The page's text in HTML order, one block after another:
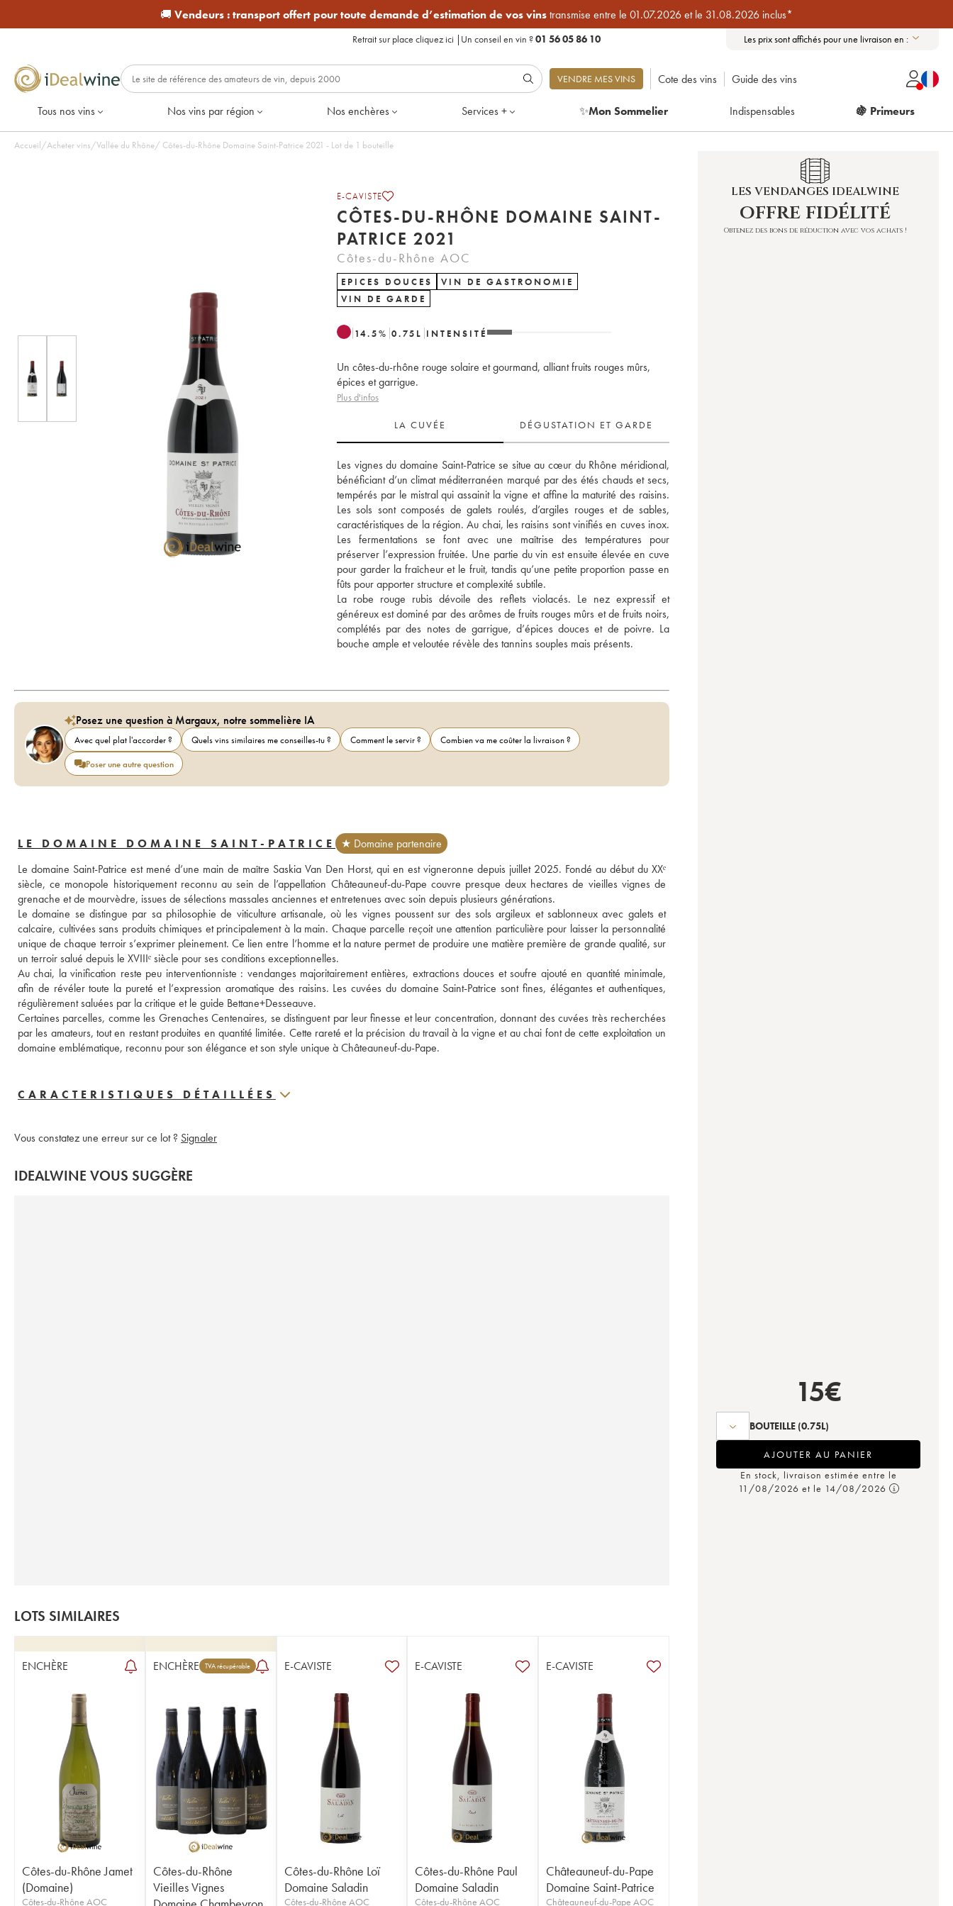
🚚 Vendeurs :transport offert pour toute demande d’estimation de vos vinstransmise entre le 01.07.2026 et le 31.08.2026 inclus*
Retrait sur place cliquez ici | Un conseil en vin ?01 56 05 86 10 Les prix sont affichés pour une livraison en :
VENDRE MES VINS Cote des vins Guide des vins
Tous nos vins Nos vins par région Nos enchères Services + ✨Mon Sommelier Indispensables 🍇 Primeurs
Accueil/Acheter vins/Vallée du Rhône/ Côtes-du-Rhône Domaine Saint-Patrice 2021 - Lot de 1 bouteille
E-CAVISTE
CÔTES-DU-RHÔNE DOMAINE SAINT-
PATRICE 2021
Côtes-du-Rhône AOC
EPICES DOUCES
VIN DE GASTRONOMIE
VIN DE GARDE
14.5% 0.75 L INTENSITÉ
Un côtes-du-rhône rouge solaire et gourmand, alliant fruits rouges mûrs,
épices et garrigue.
Plus d'infos
LA CUVÉE DÉGUSTATION ET GARDE
Les vignes du domaine Saint-Patrice se situe au cœur du Rhône méridional,
bénéficiant d’un climat méditerranéen marqué par des étés chauds et secs,
tempérés par le mistral qui assainit la vigne et affine la maturité des raisins.
Les sols sont composés de galets roulés, d’argiles rouges et de sables,
caractéristiques de la région. Au chai, les raisins sont vinifiés en cuves inox.
Les fermentations se font avec une maîtrise des températures pour
préserver l’expression fruitée. Une partie du vin est ensuite élevée en cuve
pour garder la fraîcheur et le fruit, tandis qu’une petite proportion passe en
fûts pour apporter structure et complexité subtile.
La robe rouge rubis dévoile des reflets violacés. Le nez expressif et
généreux est dominé par des arômes de fruits rouges mûrs et de fruits noirs,
complétés par des notes de garrigue, d’épices douces et de poivre. La
bouche ample et veloutée révèle des tannins souples mais présents.
Posez une question à Margaux, notre sommelière IA
Avec quel plat l'accorder ? Quels vins similaires me conseilles-tu ? Comment le servir ?
Combien va me coûter la livraison ?
Poser une autre question
LE DOMAINE DOMAINE SAINT-PATRICE
★ Domaine partenaire
Le domaine Saint-Patrice est mené d’une main de maître Saskia Van Den Horst, qui en est vigneronne depuis juillet 2025. Fondé au début du XXᵉ
siècle, ce monopole historiquement reconnu au sein de l’appellation Châteauneuf-du-Pape couvre presque deux hectares de vieilles vignes de
grenache et de mourvèdre, issues de sélections massales anciennes et entretenues avec soin depuis plusieurs générations.
Le domaine se distingue par sa philosophie de viticulture artisanale, où les vignes poussent sur des sols argileux et sablonneux avec galets et
calcaire, cultivées sans produits chimiques et principalement à la main. Chaque parcelle reçoit une attention particulière pour laisser la personnalité
unique de chaque terroir s’exprimer pleinement. Ce lien entre l’homme et la nature permet de produire une matière première de grande qualité, sur
un terroir salué depuis le XVIIIᵉ siècle pour ses conditions exceptionnelles.
Au chai, la vinification reste peu interventionniste : vendanges majoritairement entières, extractions douces et soufre ajouté en quantité minimale,
afin de révéler toute la pureté et l’expression aromatique des raisins. Les cuvées du domaine Saint-Patrice sont fines, élégantes et authentiques,
régulièrement saluées par la critique et le guide Bettane+Desseauve.
Certaines parcelles, comme les Grenaches Centenaires, se distinguent par leur finesse et leur concentration, donnant des cuvées très recherchées
par les amateurs, tout en restant produites en quantité limitée. Cette rareté et la précision du travail à la vigne et au chai font de cette exploitation un
domaine emblématique, reconnu pour son élégance et son style unique à Châteauneuf-du-Pape.
CARACTERISTIQUES DÉTAILLÉES
Vous constatez une erreur sur ce lot ? Signaler
IDEALWINE VOUS SUGGÈRE
LOTS SIMILAIRES
ENCHÈRE
Côtes-du-Rhône Jamet
(Domaine)
Côtes-du-Rhône AOC
ENCHÈRE TVA récupérable
Côtes-du-Rhône
Vieilles Vignes
E-CAVISTE
Côtes-du-Rhône Loï
Domaine Saladin
Côtes-du-Rhône AOC
E-CAVISTE
Côtes-du-Rhône Paul
Domaine Saladin
Côtes-du-Rhône AOC
E-CAVISTE
Châteauneuf-du-Pape
Domaine Saint-Patrice
Châteauneuf-du-Pape AOC
LES VENDANGES IDEALWINE
offre fidélité
Obtenez des bons de réduction avec vos achats !
15€
BOUTEILLE (0.75L)
AJOUTER AU PANIER
En stock, livraison estimée entre le
11/08/2026 et le 14/08/2026